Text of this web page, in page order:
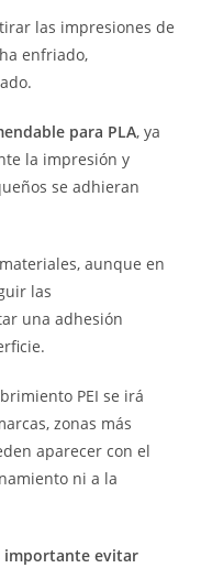
las impresiones de
enfriado,
para PLA, ya
la impresión y
se adhieran
aunque en
las
una adhesión
PEI se irá
zonas más
aparecer con el
ni a la
importante evitar